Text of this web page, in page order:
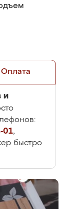
Оплата
и
01,
быстро